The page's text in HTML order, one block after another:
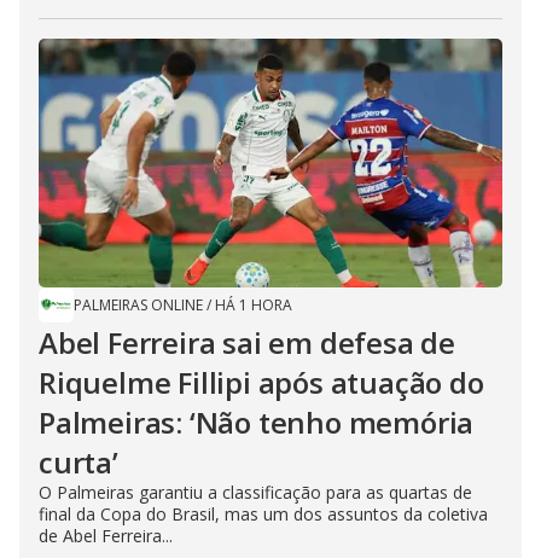
PALMEIRAS ONLINE/ HÁ 1 HORA
Abel Ferreira sai em defesa de
Riquelme Fillipi após atuação do
Palmeiras: ‘Não tenho memória
curta’
O Palmeiras garantiu a classificação para as quartas de
final da Copa do Brasil, mas um dos assuntos da coletiva
de Abel Ferreira...